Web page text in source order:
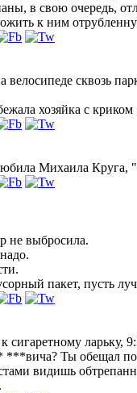
в свою очередь,
к ним
сквозь
хозяйка с
Михаила Круга,
не выбросила.
пакет, пусть
сигаретному ларьку,
Ты обещал
видишь